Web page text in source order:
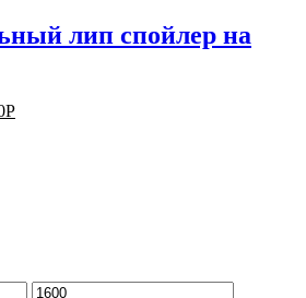
лип спойлер на
Р